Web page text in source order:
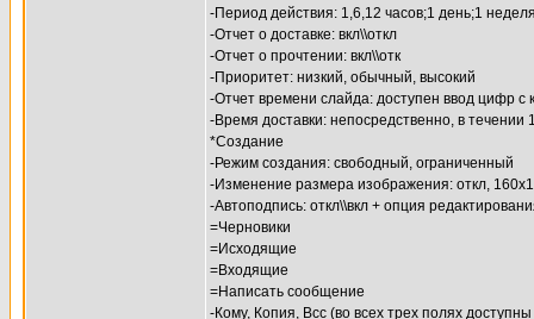
-Период действия: 1,6,12 часов;1 день;1
-Отчет о доставке: вкл\\откл
-Отчет о прочтении: вкл\\отк
-Приоритет: низкий, обычный, высокий
-Отчет времени слайда: доступен ввод цифр с
-Время доставки: непосредственно, в течении
*Создание
-Режим создания: свободный, ограниченный
-Изменение размера изображения: откл,
-Автоподпись: откл\\вкл + опция
=Черновики
=Исходящие
=Входящие
=Написать сообщение
-Кому, Копия, Всс (во всех трех полях